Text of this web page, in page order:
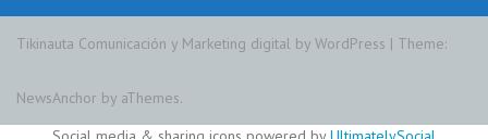
Tikinauta Comunicación y Marketing digital by WordPress | Theme:
NewsAnchor by aThemes.